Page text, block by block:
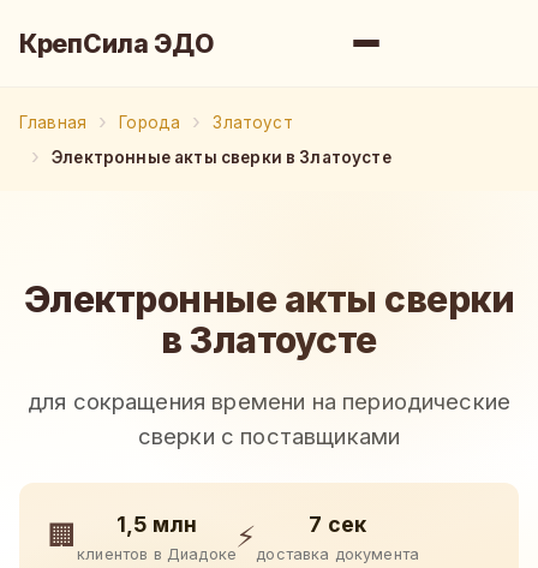
КрепСила ЭДО
Главная Города
Златоуст
Электронные акты сверки в Златоусте
Электронные акты сверки
в Златоусте
для сокращения времени на периодические
сверки с поставщиками
🏢 1,5 млн
клиентов в Диадоке
⚡ 7 сек
доставка документа